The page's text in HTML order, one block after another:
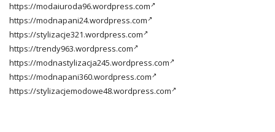
https://modaiuroda96.wordpress.com
https://modnapani24.wordpress.com
https://stylizacje321.wordpress.com
https://trendy963.wordpress.com
https://modnastylizacja245.wordpress.com
https://modnapani360.wordpress.com
https://stylizacjemodowe48.wordpress.com